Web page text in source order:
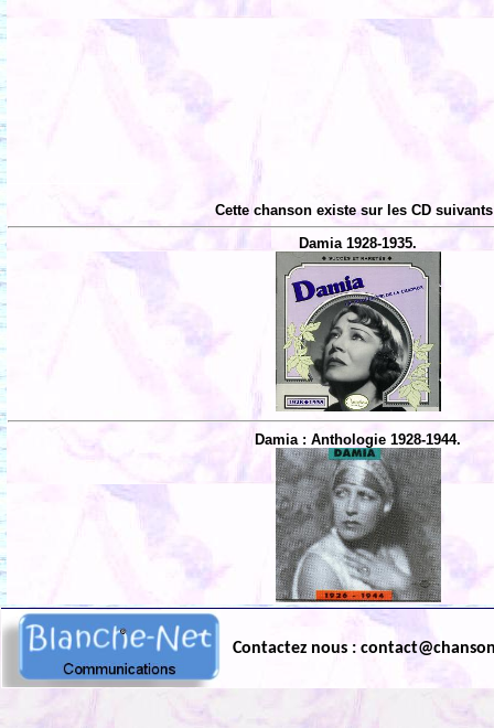
Cette chanson existe sur les CD
Damia 1928-1935.
Damia : Anthologie 1928-1944.
Contactez nous :